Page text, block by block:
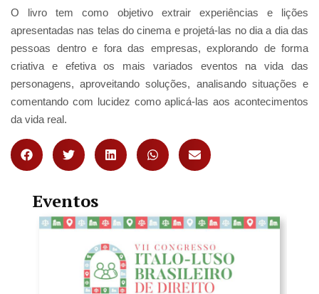
O livro tem como objetivo extrair experiências e lições
apresentadas nas telas do cinema e projetá-las no dia a dia das
pessoas dentro e fora das empresas, explorando de forma
criativa e efetiva os mais variados eventos na vida das
personagens, aproveitando soluções, analisando situações e
comentando com lucidez como aplicá-las aos acontecimentos
da vida real.
Eventos